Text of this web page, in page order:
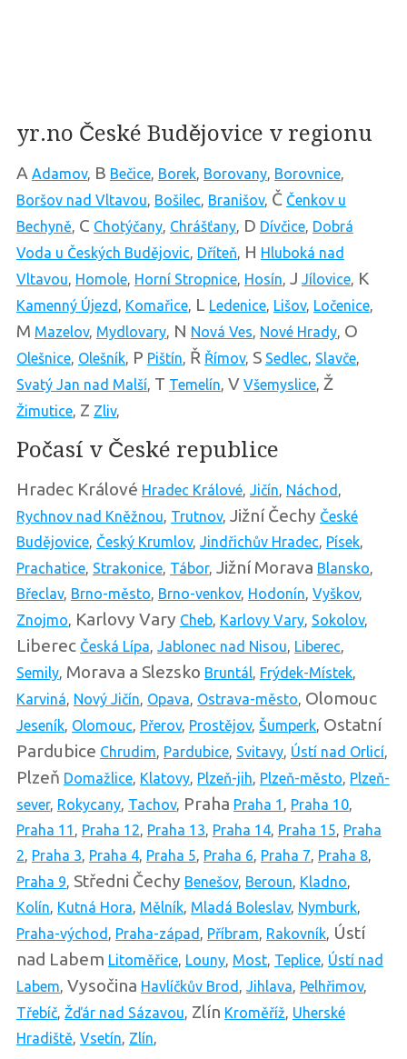
yr.no České Budějovice v regionu
A Adamov, B Bečice, Borek, Borovany, Borovnice,
Boršov nad Vltavou, Bošilec, Branišov, Č Čenkov u
Bechyně, C Chotýčany, Chrášťany, D Dívčice, Dobrá
Voda u Českých Budějovic, Dříteň, H Hluboká nad
Vltavou, Homole, Horní Stropnice, Hosín, J Jílovice, K
Kamenný Újezd , Komařice, L Ledenice, Lišov, Ločenice,
M Mazelov, Mydlovary, N Nová Ves, Nové Hrady, O
Olešnice, Olešník, P Pištín, Ř Římov, S Sedlec, Slavče,
Svatý Jan nad Malší, T Temelín, V Všemyslice, Ž
Žimutice, Z Zliv,
Počasí v České republice
Hradec Králové Hradec Králové, Jičín, Náchod ,
Rychnov nad Kněžnou, Trutnov, Jižní Čechy České
Budějovice, Český Krumlov, Jindřichův Hradec, Písek,
Prachatice, Strakonice, Tábor, Jižní Morava Blansko,
Břeclav, Brno-město, Brno-venkov, Hodonín, Vyškov,
Znojmo, Karlovy Vary Cheb, Karlovy Vary, Sokolov,
Liberec Česká Lípa, Jablonec nad Nisou, Liberec,
Semily, Morava a Slezsko Bruntál, Frýdek-Místek,
Karviná, Nový Jičín, Opava, Ostrava-město, Olomouc
Jeseník, Olomouc, Přerov, Prostějov, Šumperk, Ostatní
Pardubice Chrudim, Pardubice, Svitavy, Ústí nad Orlicí,
Plzeň Domažlice, Klatovy, Plzeň-jih, Plzeň-město, Plzeň-
sever, Rokycany, Tachov, Praha Praha 1 , Praha 10,
Praha 11 , Praha 12, Praha 13, Praha 14, Praha 15, Praha
2, Praha 3, Praha 4, Praha 5, Praha 6, Praha 7, Praha 8,
Praha 9, Středni Čechy Benešov, Beroun, Kladno,
Kolín, Kutná Hora, Mělník, Mladá Boleslav, Nymburk,
Praha-východ , Praha-západ , Příbram, Rakovník, Ústí
nad Labem Litoměřice, Louny, Most, Teplice, Ústí nad
Labem, Vysočina Havlíčkův Brod , Jihlava, Pelhřimov,
Třebíč, Žďár nad Sázavou, Zlín Kroměříž, Uherské
Hradiště, Vsetín, Zlín,